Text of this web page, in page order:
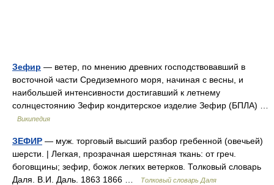
Зефир — ветер, по мнению древних господствовавший в
восточной части Средиземного моря, начиная с весны, и
наибольшей интенсивности достигавший к летнему
солнцестоянию Зефир кондитерское изделие Зефир (БПЛА) …
Википедия
ЗЕФИР — муж. торговый высший разбор гребенной (овечьей)
шерсти. | Легкая, прозрачная шерстяная ткань: от греч.
боговщины; зефир, божок легких ветерков. Толковый словарь
Даля. В.И. Даль. 1863 1866 …
Толковый словарь Даля